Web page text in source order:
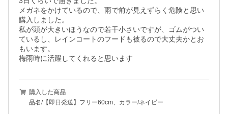
メガネをかけているので、雨で前が見えずらく危険と思い
購入しました。
私が頭が大きいほうなので若干小さいですが、ゴムがつい
ているし、レインコートのフードも被るので大丈夫かとお
もいます。
梅雨時に活躍してくれると思います
購入した商品
品名/【即日発送】フリー60cm、カラー/ネイビー